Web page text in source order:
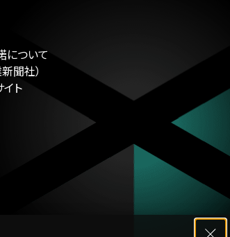
について
聞社）
ト